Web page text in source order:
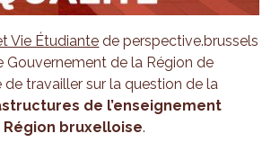
Vie Étudiante de perspective.brussels
Gouvernement de la Région de
travailler sur la question de la
de l’enseignement
bruxelloise.